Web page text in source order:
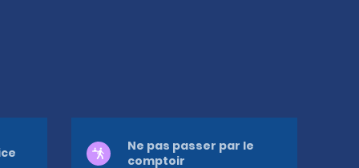
Ne pas passer par le
comptoir